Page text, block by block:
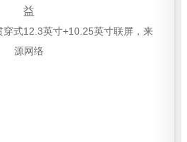
穿式12.3英寸+10.25英寸联屏，来
源网络